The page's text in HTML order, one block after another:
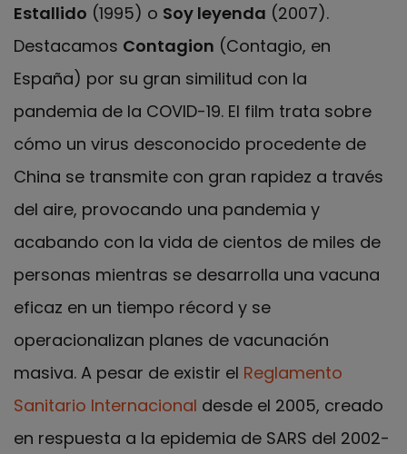
Estallido (1995) o Soy leyenda (2007).
Destacamos Contagion (Contagio, en
España) por su gran similitud con la
pandemia de la COVID-19. El film trata sobre
cómo un virus desconocido procedente de
China se transmite con gran rapidez a través
del aire, provocando una pandemia y
acabando con la vida de cientos de miles de
personas mientras se desarrolla una vacuna
eficaz en un tiempo récord y se
operacionalizan planes de vacunación
masiva. A pesar de existir el Reglamento
Sanitario Internacional desde el 2005, creado
en respuesta a la epidemia de SARS del 2002-